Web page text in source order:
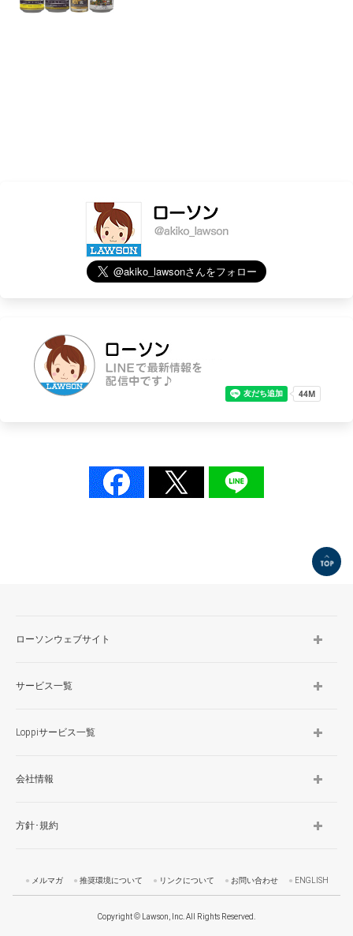
ローソンウェブサイト
サービス一覧
Loppiサービス一覧
会社情報
方針･規約
メルマガ 推奨環境について リンクについて お問い合わせ ENGLISH
Copyright © Lawson, Inc. All Rights Reserved.